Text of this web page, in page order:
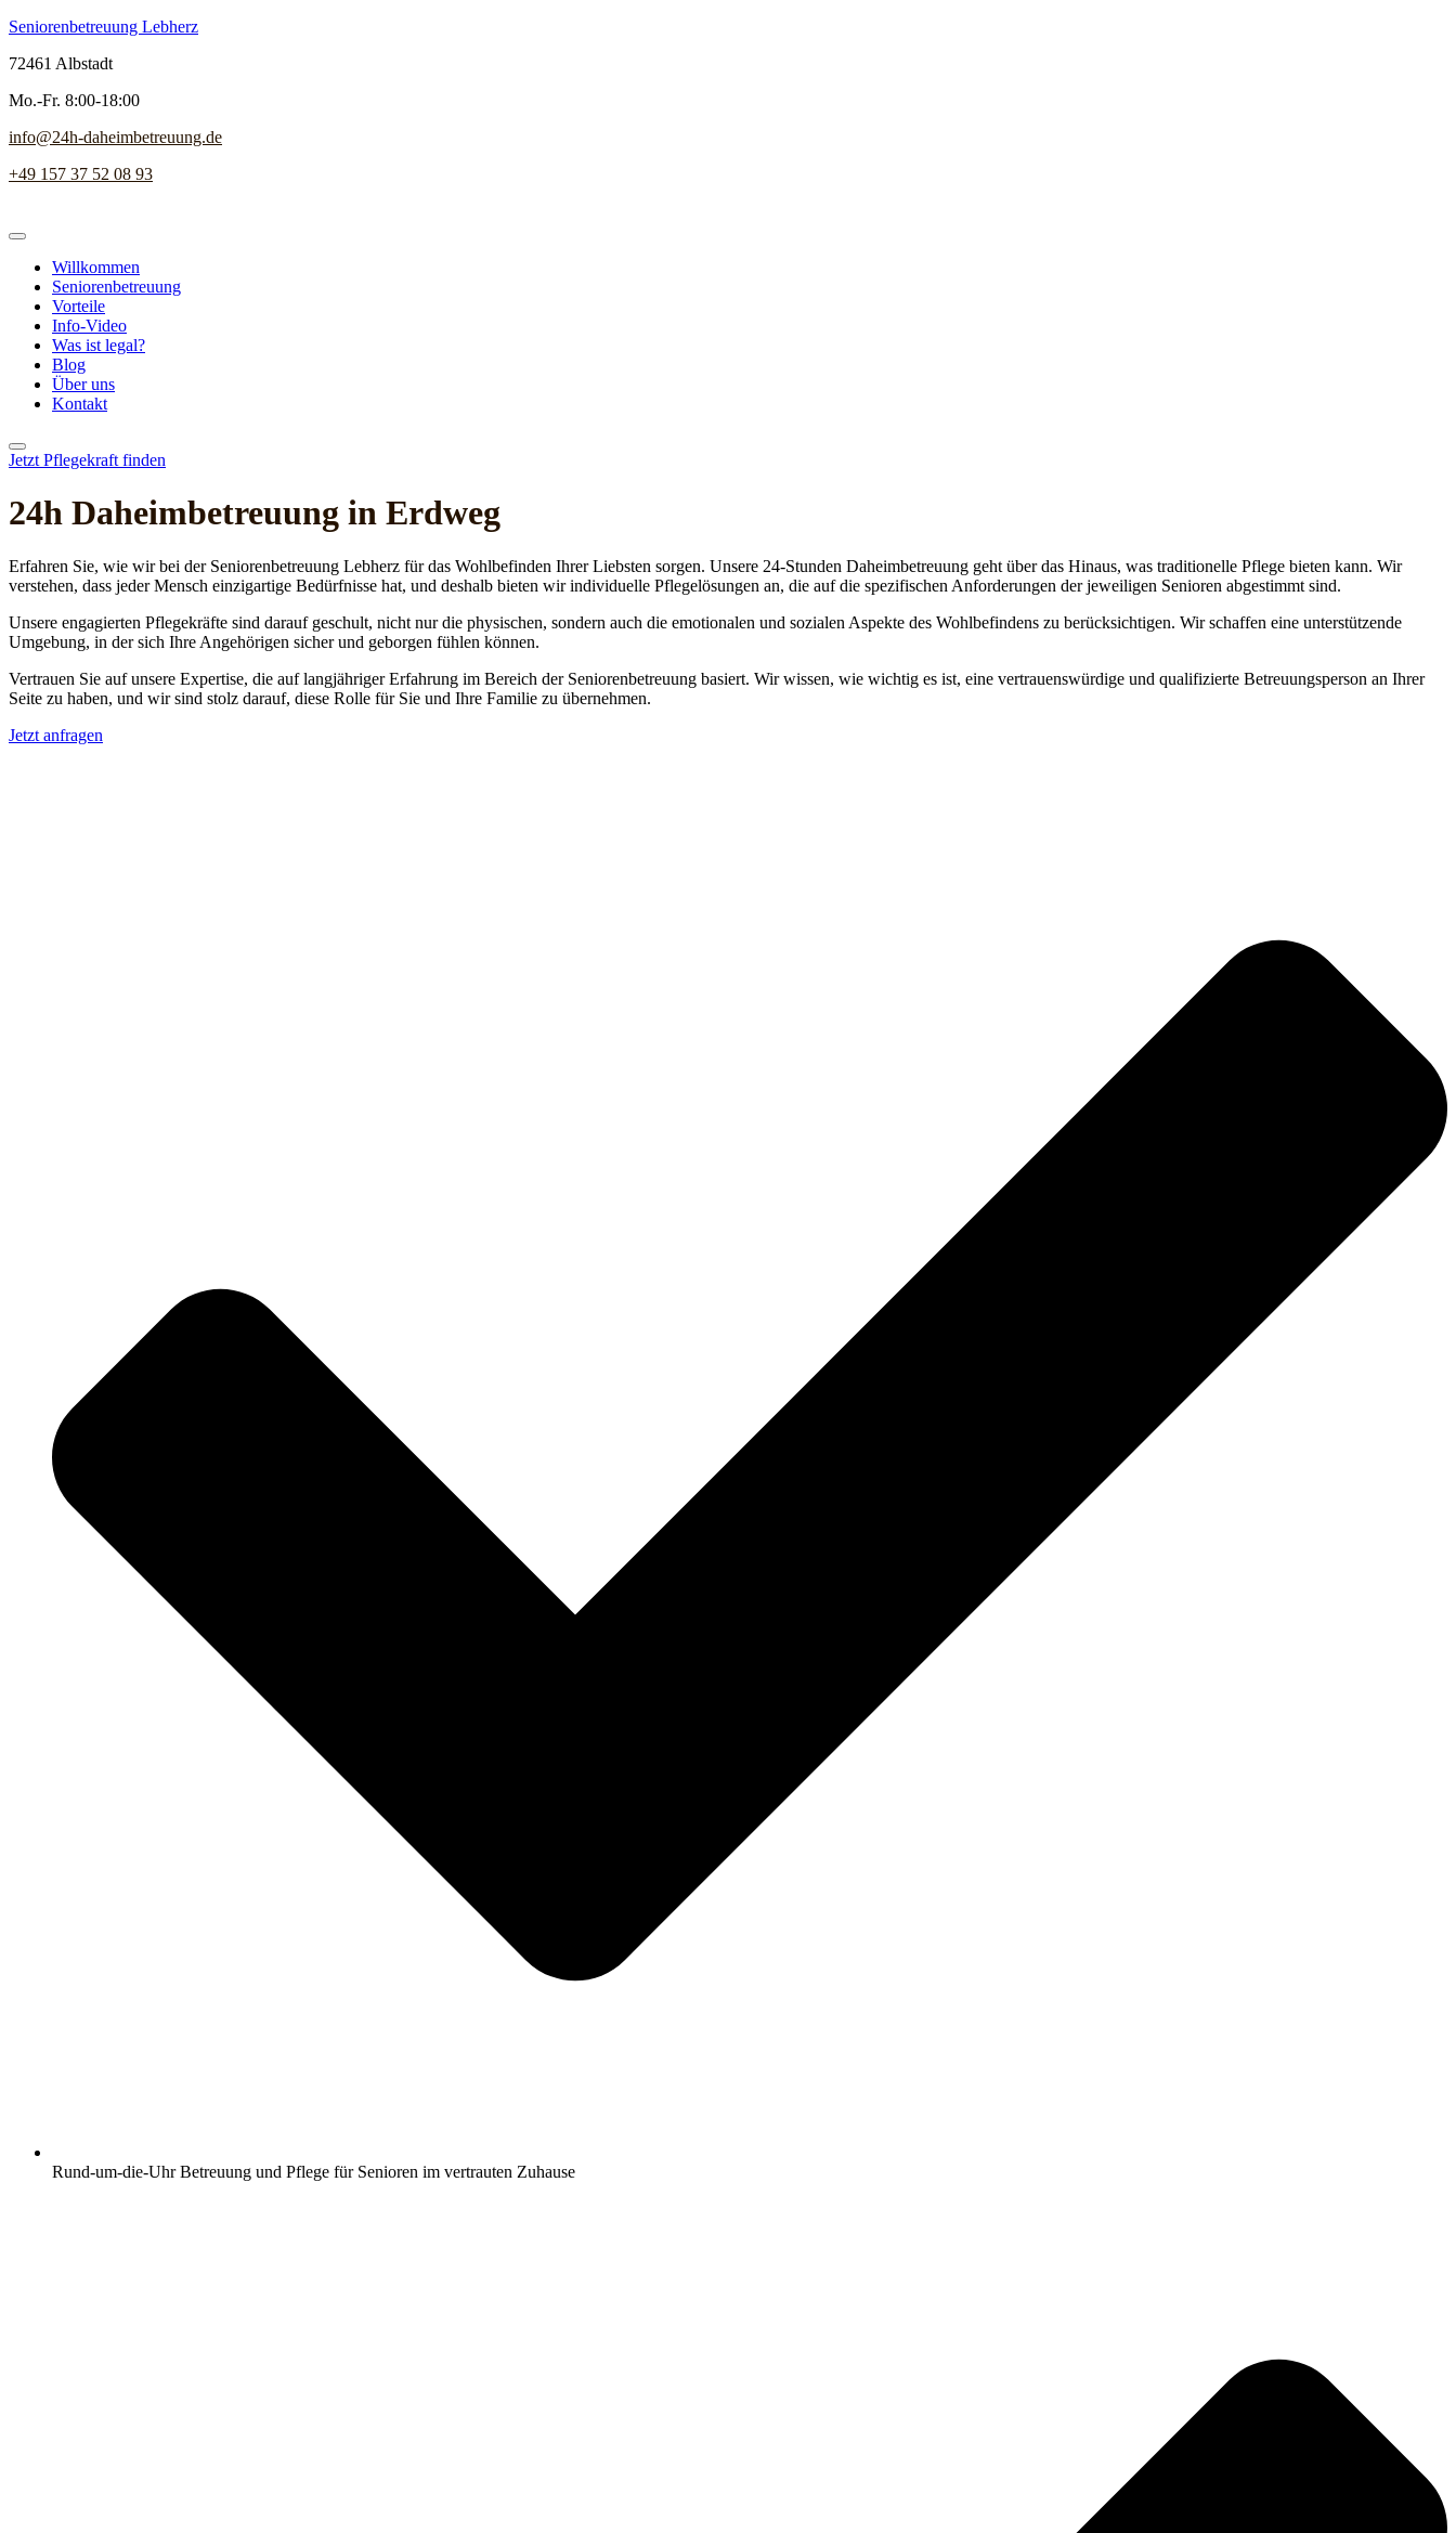
Seniorenbetreuung Lebherz
72461 Albstadt
Mo.-Fr. 8:00-18:00
info@24h-daheimbetreuung.de
+49 157 37 52 08 93
Willkommen
Seniorenbetreuung
Vorteile
Info-Video
Was ist legal?
Blog
Über uns
Kontakt
Jetzt Pflegekraft finden
24h Daheim­betreuung in Erdweg
Erfahren Sie, wie wir bei der Seniorenbetreuung Lebherz für das Wohlbefinden Ihrer Liebsten sorgen. Unsere 24-Stunden Daheimbetreuung geht über das Hinaus, was traditionelle Pflege bieten kann. Wir
verstehen, dass jeder Mensch einzigartige Bedürfnisse hat, und deshalb bieten wir individuelle Pflegelösungen an, die auf die spezifischen Anforderungen der jeweiligen Senioren abgestimmt sind.
Unsere engagierten Pflegekräfte sind darauf geschult, nicht nur die physischen, sondern auch die emotionalen und sozialen Aspekte des Wohlbefindens zu berücksichtigen. Wir schaffen eine unterstützende
Umgebung, in der sich Ihre Angehörigen sicher und geborgen fühlen können.
Vertrauen Sie auf unsere Expertise, die auf langjähriger Erfahrung im Bereich der Seniorenbetreuung basiert. Wir wissen, wie wichtig es ist, eine vertrauenswürdige und qualifizierte Betreuungsperson an Ihrer
Seite zu haben, und wir sind stolz darauf, diese Rolle für Sie und Ihre Familie zu übernehmen.
Jetzt anfragen
Rund-um-die-Uhr Betreuung und Pflege für Senioren im vertrauten Zuhause